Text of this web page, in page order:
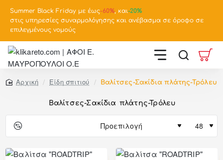
Summer Black Friday με έως-60%, και-20%
στις υπηρεσίες συναρμολόγησης και ανέβασμα σε όροφο σε
επιλεγμένους νομούς
home
Είδη σπιτιού Βαλίτσες-Σακίδια πλάτης-Τρόλευ
Βαλίτσες-Σακίδια πλάτης-Τρόλευ